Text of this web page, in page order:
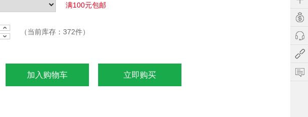
满100元包邮
（当前库存： 372件）
加入购物车 立即购买